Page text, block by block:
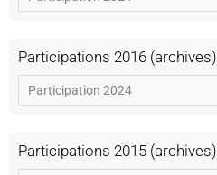
Participations 2016 (archives)
Participations 2015 (archives)